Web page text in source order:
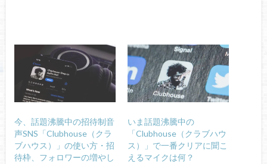
今、話題沸騰中の招待制音
声SNS「Clubhouse（クラ
ブハウス）」の使い方・招
待枠、フォロワーの増やし
いま話題沸騰中の
「Clubhouse（クラブハウ
ス）」で一番クリアに聞こ
えるマイクは何？